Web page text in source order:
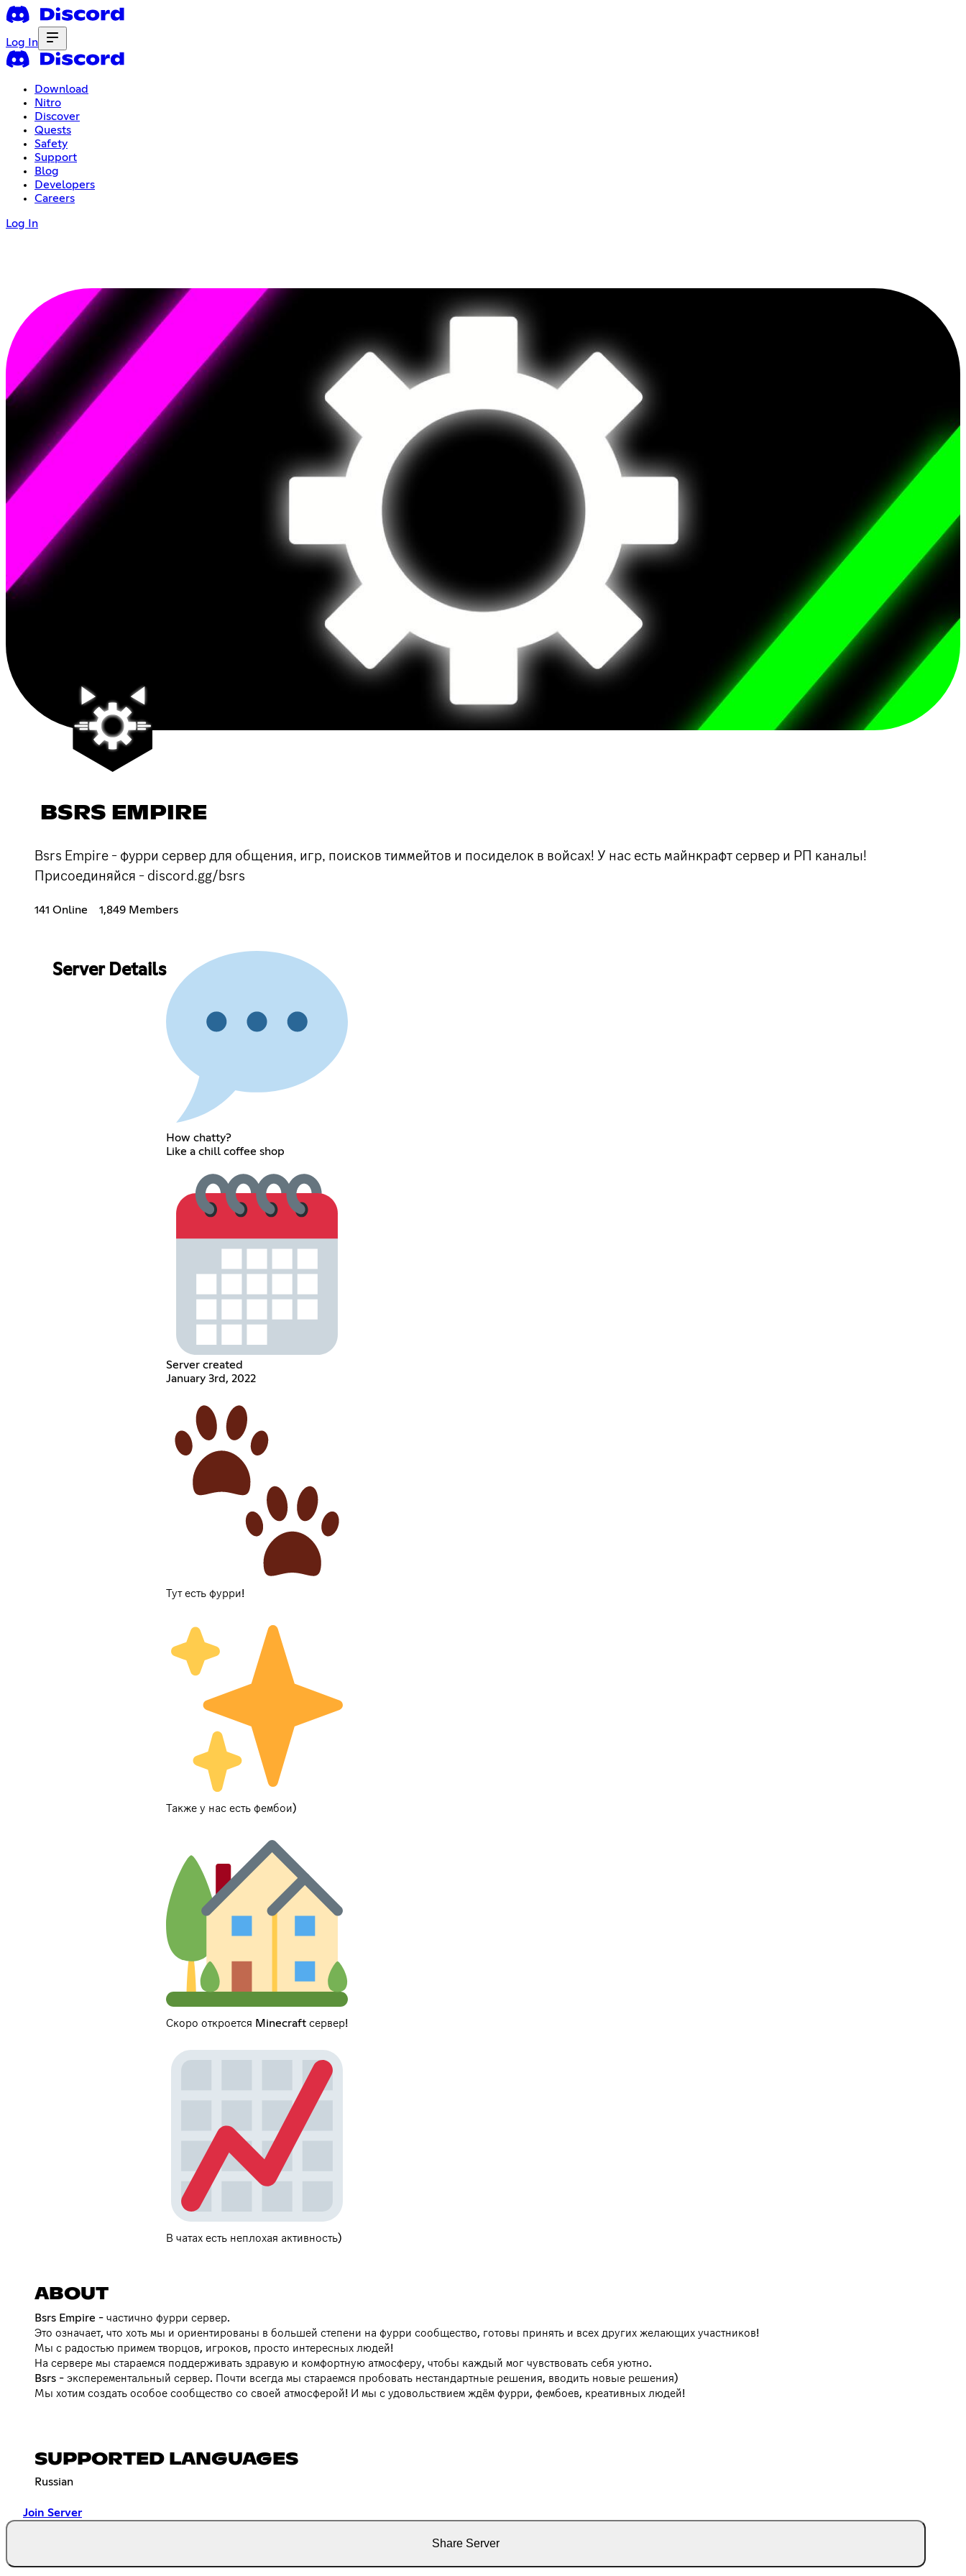
Log In
Download
Nitro
Discover
Quests
Safety
Support
Blog
Developers
Careers
Log In
BSRS EMPIRE
Bsrs Empire - фурри сервер для общения, игр, поисков тиммейтов и посиделок в войсах! У нас есть майнкрафт сервер и РП каналы!
Присоединяйся - discord.gg/bsrs
141 Online 1,849 Members
Server Details
How chatty?
Like a chill coffee shop
Server created
January 3rd, 2022
Тут есть фурри!
Также у нас есть фембои)
Скоро откроется Minecraft сервер!
В чатах есть неплохая активность)
ABOUT
Bsrs Empire - частично фурри сервер.
Это означает, что хоть мы и ориентированы в большей степени на фурри сообщество, готовы принять и всех других желающих участников!
Мы с радостью примем творцов, игроков, просто интересных людей!
На сервере мы стараемся поддерживать здравую и комфортную атмосферу, чтобы каждый мог чувствовать себя уютно.
Bsrs - эксперементальный сервер. Почти всегда мы стараемся пробовать нестандартные решения, вводить новые решения)
Мы хотим создать особое сообщество со своей атмосферой! И мы с удовольствием ждём фурри, фембоев, креативных людей!
SUPPORTED LANGUAGES
Russian
Join Server
Share Server